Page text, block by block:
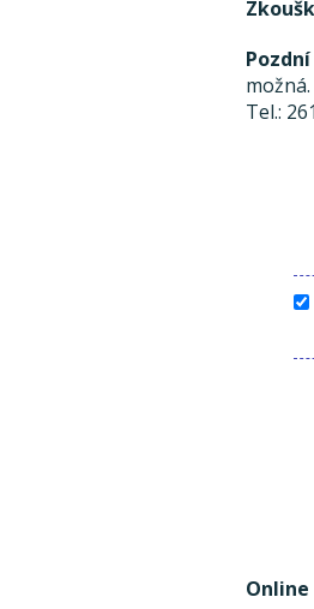
možná.
Tel.: